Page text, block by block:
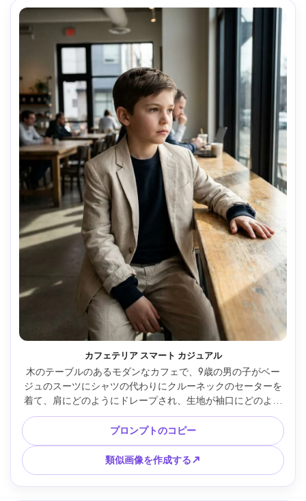
カフェテリア スマート カジュアル
木のテーブルのあるモダンなカフェで、9歳の男の子がベー
ジュのスーツにシャツの代わりにクルーネックのセーターを
着て、肩にどのようにドレープされ、生地が袖口にどのよう
に落ちるかを示しています。暖かいウィンドウライト、
Nikon Z6II 50mm、ミッドショット、自然な影、編集グレー
ド、フレームに自然にドレープされた衣服 --ar 4:5
プロンプトのコピー
類似画像を作成する↗